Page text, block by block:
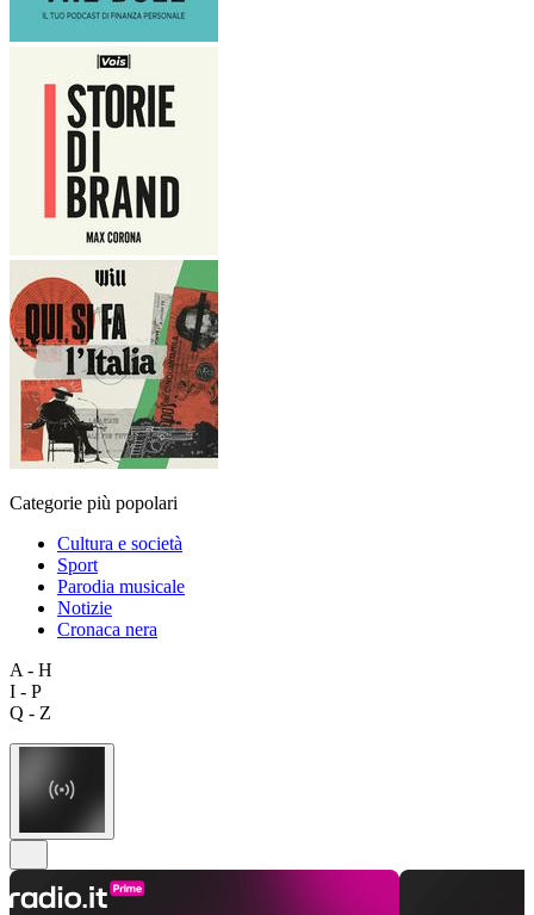
Categorie più popolari
Cultura e società
Sport
Parodia musicale
Notizie
Cronaca nera
A - H
I - P
Q - Z